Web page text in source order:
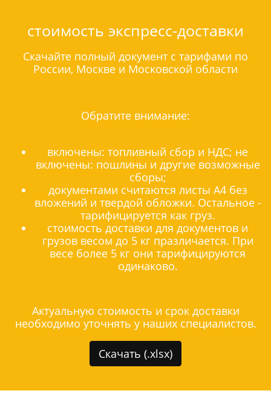
стоимость экспресс-доставки
Скачайте полный документ с тарифами по
России, Москве и Московской области
Обратите внимание:
включены: топливный сбор и НДС; не
включены: пошлины и другие возможные
сборы;
документами считаются листы А4 без
вложений и твердой обложки. Остальное -
тарифицируется как груз.
стоимость доставки для документов и
грузов весом до 5 кг празличается. При
весе более 5 кг они тарифицируются
одинаково.
Актуальную стоимость и срок доставки
необходимо уточнять у наших специалистов.
Скачать (.xlsx)